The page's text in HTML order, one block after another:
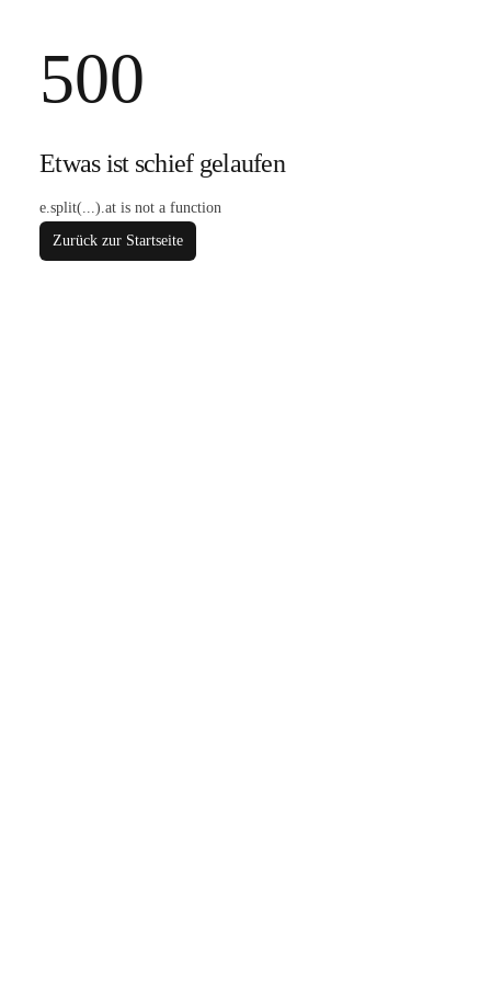
500
Etwas ist schief gelaufen
e.split(...).at is not a function
Zurück zur Startseite